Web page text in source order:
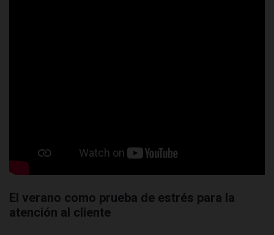
El verano como prueba de estrés para la
atención al cliente